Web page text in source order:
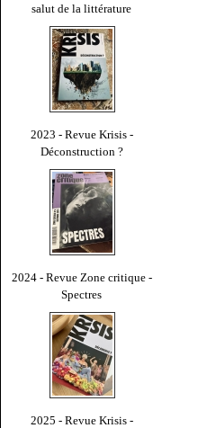
salut de la littérature
2023 - Revue Krisis -
Déconstruction ?
2024 - Revue Zone critique -
Spectres
2025 - Revue Krisis -